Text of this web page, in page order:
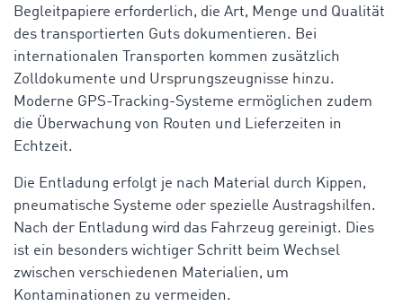
Begleitpapiere erforderlich, die Art, Menge und Qualität
des transportierten Guts dokumentieren. Bei
internationalen Transporten kommen zusätzlich
Zolldokumente und Ursprungszeugnisse hinzu.
Moderne GPS-Tracking-Systeme ermöglichen zudem
die Überwachung von Routen und Lieferzeiten in
Echtzeit.
Die Entladung erfolgt je nach Material durch Kippen,
pneumatische Systeme oder spezielle Austragshilfen.
Nach der Entladung wird das Fahrzeug gereinigt. Dies
ist ein besonders wichtiger Schritt beim Wechsel
zwischen verschiedenen Materialien, um
Kontaminationen zu vermeiden.